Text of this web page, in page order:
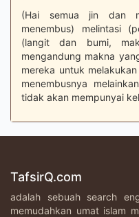
(Hai semua jin dan
menembus) melintasi
(langit dan bumi,
mengandung makna
mereka untuk
menembusnya
tidak akan mempunyai
TafsirQ.com
adalah sebuah search
memudahkan umat islam